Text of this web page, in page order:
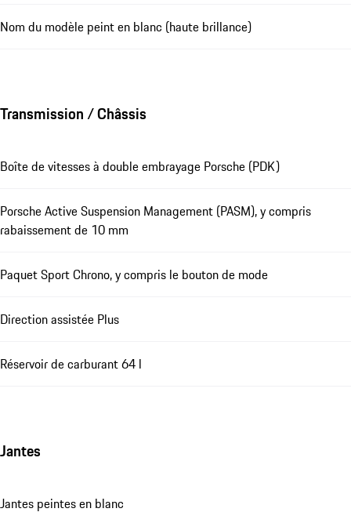
Nom du modèle peint en blanc (haute brillance)
Transmission / Châssis
Boîte de vitesses à double embrayage Porsche (PDK)
Porsche Active Suspension Management (PASM), y compris
rabaissement de 10 mm
Paquet Sport Chrono, y compris le bouton de mode
Direction assistée Plus
Réservoir de carburant 64 l
Jantes
Jantes peintes en blanc